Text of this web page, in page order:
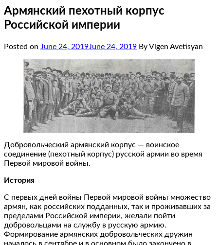
Армянский пехотный корпус
Российской империи
Posted on June 24, 2019June 24, 2019 By Vigen Avetisyan
Добровольческий армянский корпус — воинское
соединение (пехотный корпус) русской армии во время
Первой мировой войны.
История
С первых дней войны Первой мировой войны множество
армян, как российских подданных, так и проживавших за
пределами Российской империи, желали пойти
добровольцами на службу в русскую армию.
Формирование армянских добровольческих дружин
началось в сентябре и в основном было закончено в